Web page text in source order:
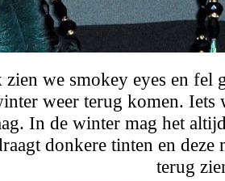
we smokey eyes en fel
weer terug komen. Iets
In de winter mag het
donkere tinten en deze
terug